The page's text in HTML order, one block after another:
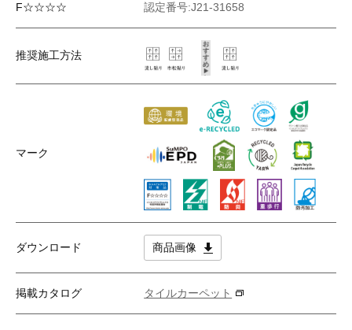
F☆☆☆☆ 認定番号:J21-31658
推奨施工方法
マーク
ダウンロード 商品画像
掲載カタログ タイルカーペット